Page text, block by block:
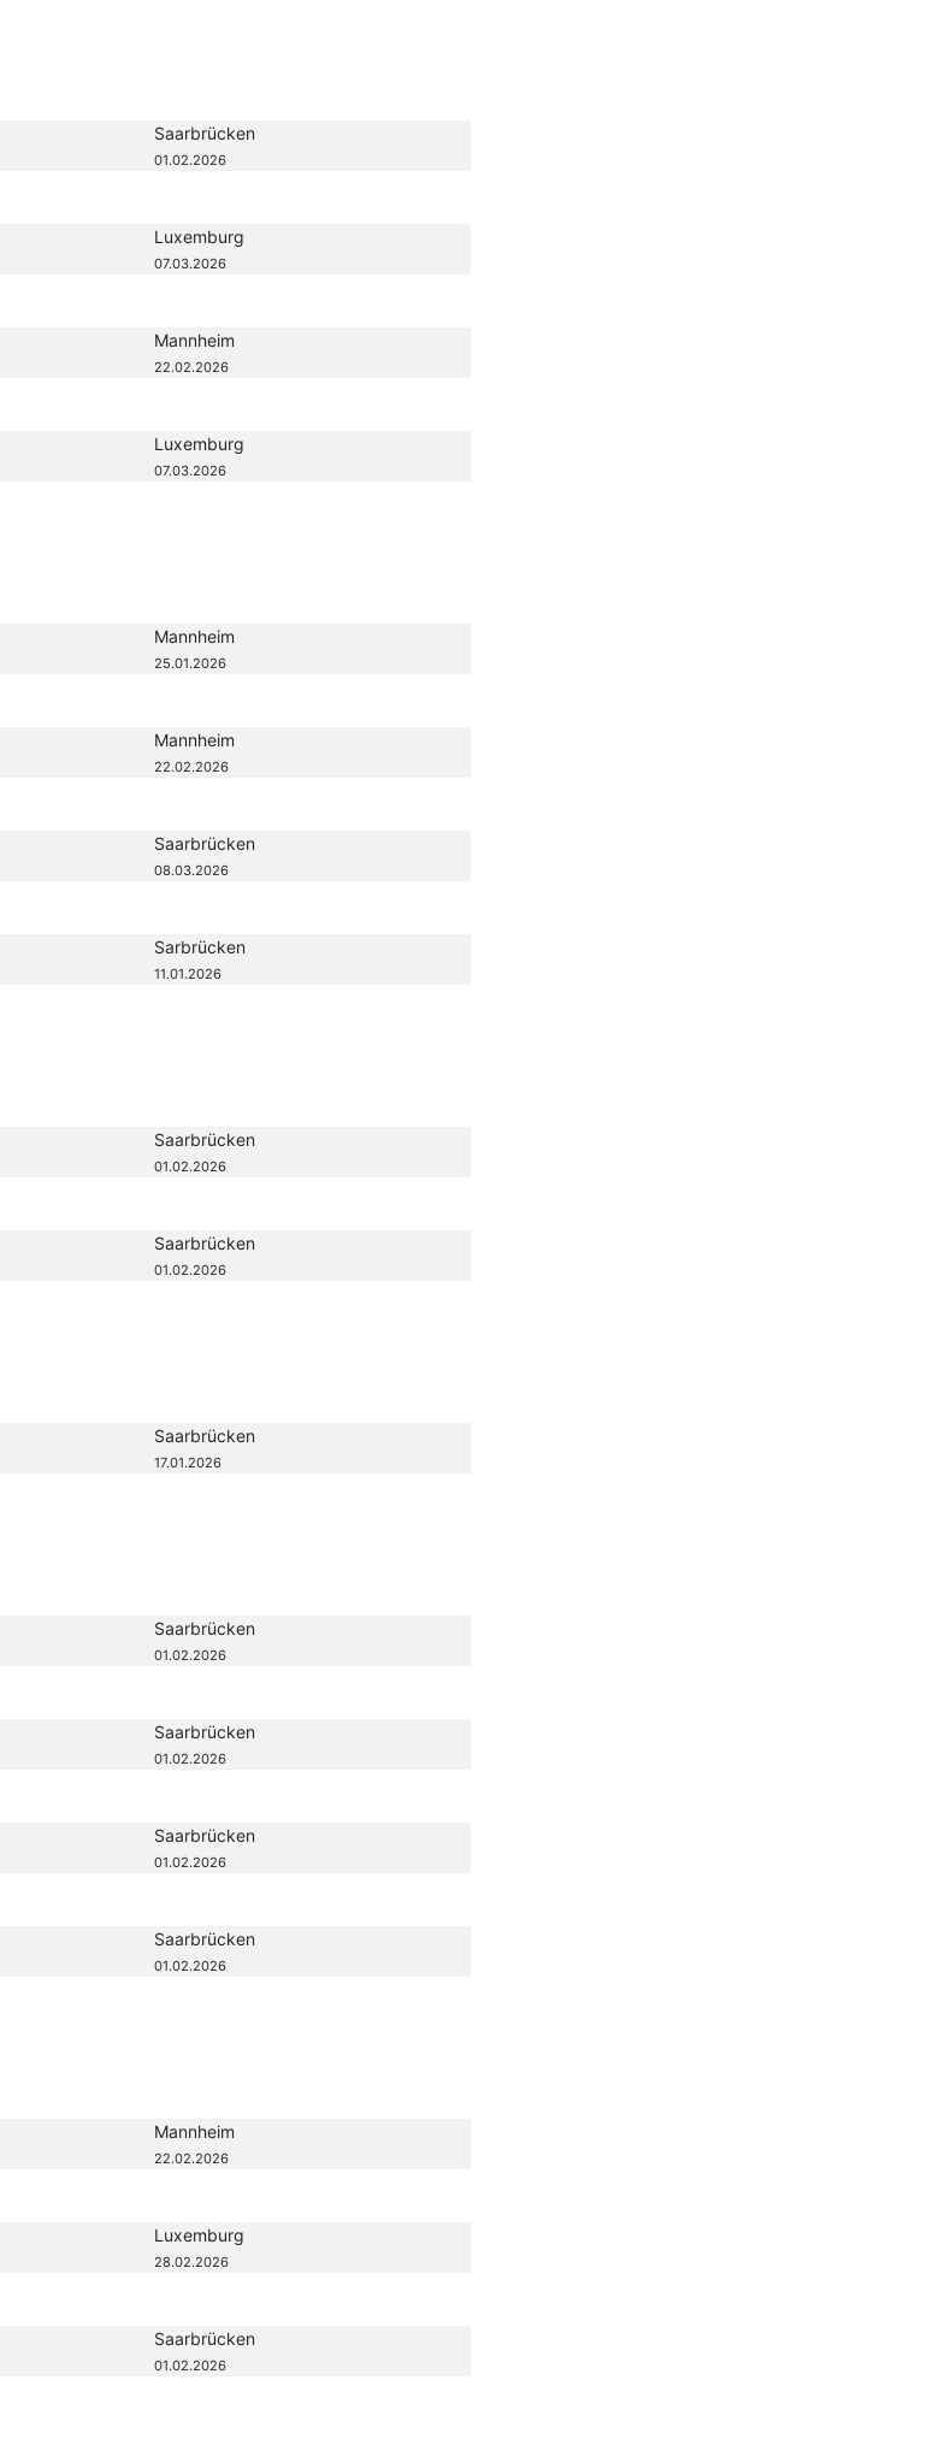
Saarbrücken
01.02.2026
Luxemburg
07.03.2026
Mannheim
22.02.2026
Luxemburg
07.03.2026
Mannheim
25.01.2026
Mannheim
22.02.2026
Saarbrücken
08.03.2026
Sarbrücken
11.01.2026
Saarbrücken
01.02.2026
Saarbrücken
01.02.2026
Saarbrücken
17.01.2026
Saarbrücken
01.02.2026
Saarbrücken
01.02.2026
Saarbrücken
01.02.2026
Saarbrücken
01.02.2026
Mannheim
22.02.2026
Luxemburg
28.02.2026
Saarbrücken
01.02.2026